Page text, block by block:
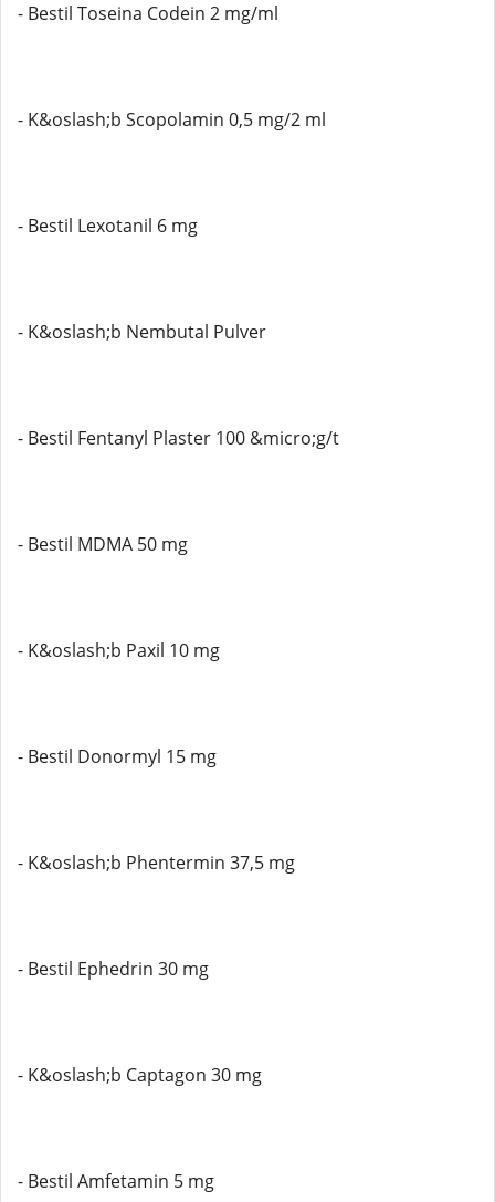
- Bestil Toseina Codein 2 mg/ml
- K&oslash;b Scopolamin 0,5 mg/2 ml
- Bestil Lexotanil 6 mg
- K&oslash;b Nembutal Pulver
- Bestil Fentanyl Plaster 100 &micro;g/t
- Bestil MDMA 50 mg
- K&oslash;b Paxil 10 mg
- Bestil Donormyl 15 mg
- K&oslash;b Phentermin 37,5 mg
- Bestil Ephedrin 30 mg
- K&oslash;b Captagon 30 mg
- Bestil Amfetamin 5 mg